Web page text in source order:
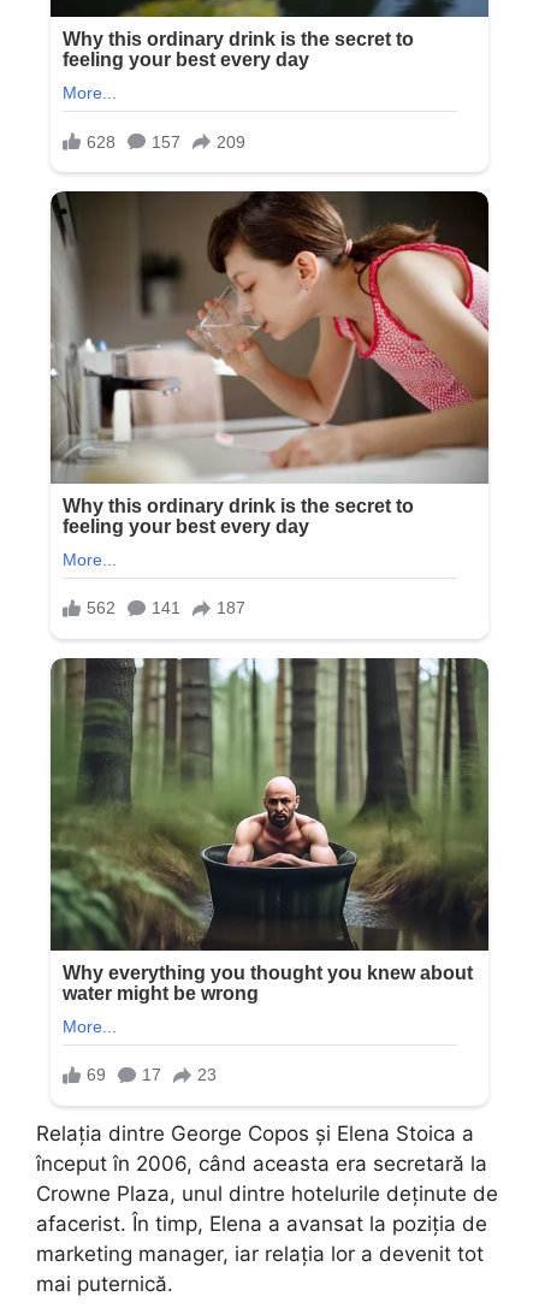
Relația dintre George Copos și Elena Stoica a
început în 2006, când aceasta era secretară la
Crowne Plaza, unul dintre hotelurile deținute de
afacerist. În timp, Elena a avansat la poziția de
marketing manager, iar relația lor a devenit tot
mai puternică.